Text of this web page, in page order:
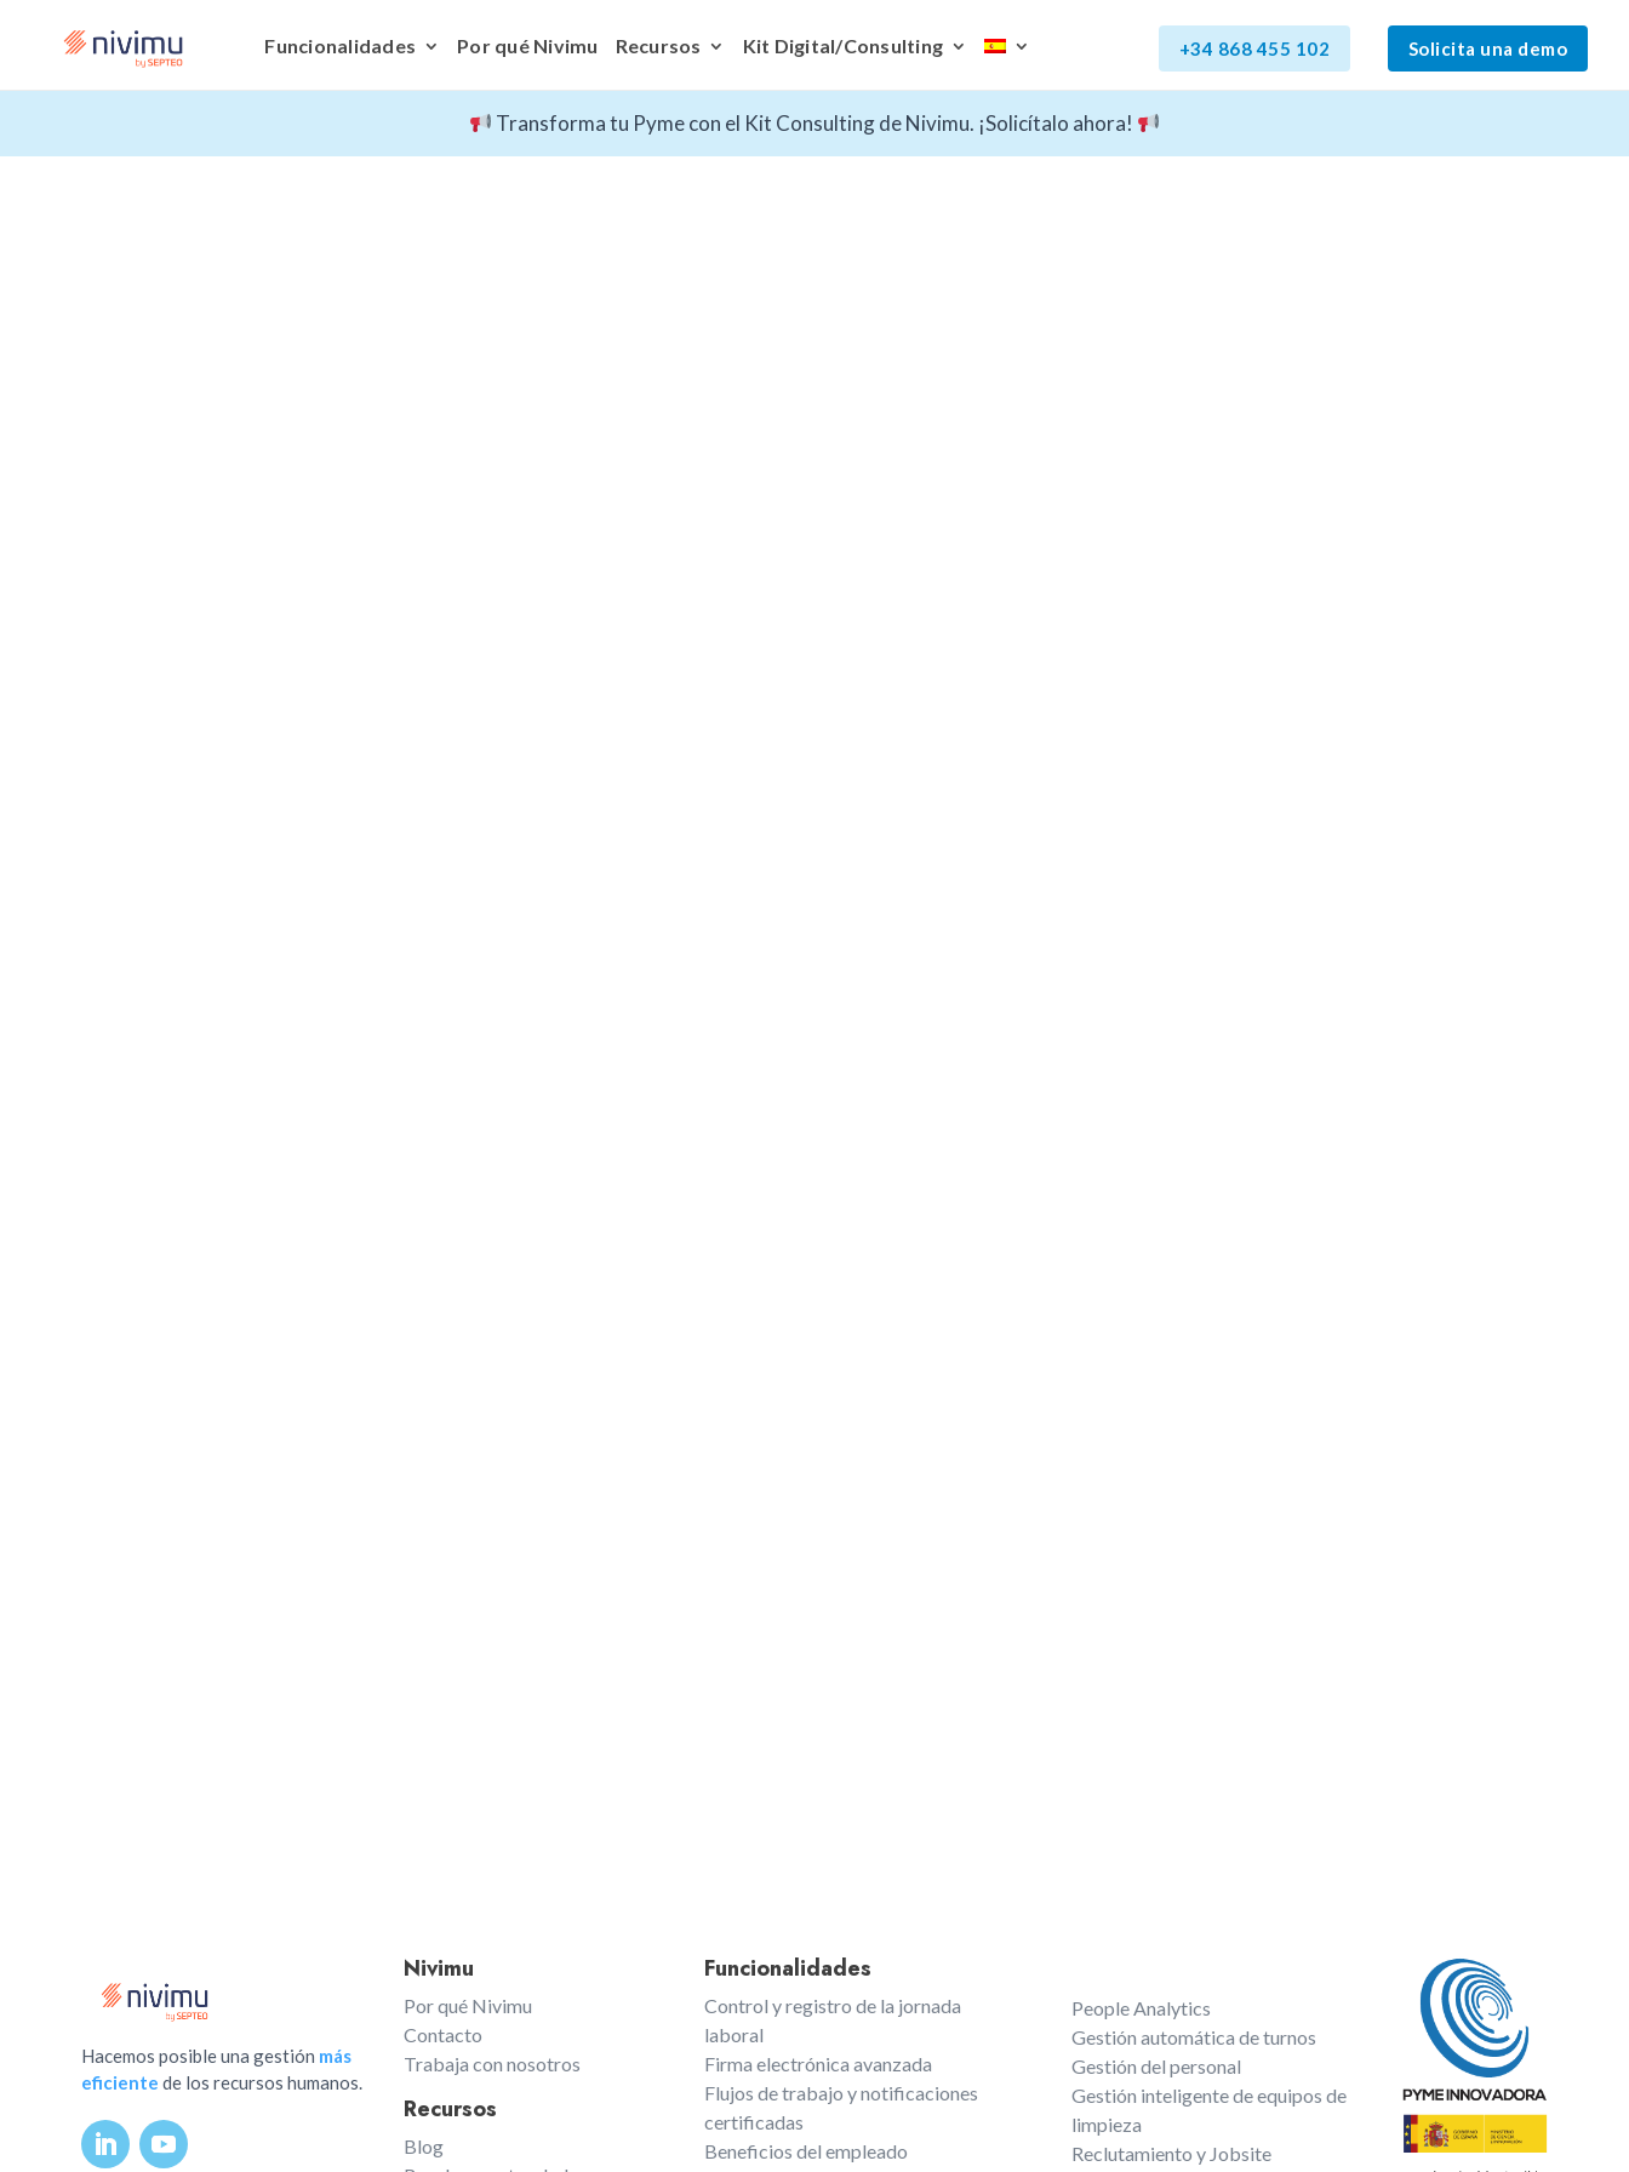
Funcionalidades Por qué Nivimu Recursos Kit Digital/Consulting +34 868 455 102 Solicita una demo
Transforma tu Pyme con el Kit Consulting de Nivimu. ¡Solicítalo ahora!
Hacemos posible una gestión más
eficiente de los recursos humanos.
Nivimu
Por qué Nivimu
Contacto
Trabaja con nosotros
Recursos
Blog
Funcionalidades
Control y registro de la jornada
laboral
Firma electrónica avanzada
Flujos de trabajo y notificaciones
certificadas
Beneficios del empleado
People Analytics
Gestión automática de turnos
Gestión del personal
Gestión inteligente de equipos de
limpieza
Reclutamiento y Jobsite